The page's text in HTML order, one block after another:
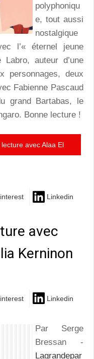
polyphoniqu
e, tout aussi
nostalgique
l’« éternel jeune
auteur d’une
personnages, deux
Fabienne Pascaud
grand Bartabas, le
Bonne lecture !
avec Alaa El
Linkedin
avec
Kerninon
Linkedin
Par Serge
Bressan -
Lagrandepar